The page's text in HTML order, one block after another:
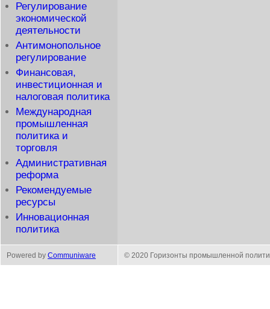
Регулирование
экономической
деятельности
Антимонопольное
регулирование
Финансовая,
инвестиционная и
налоговая политика
Международная
промышленная
политика и
торговля
Административная
реформа
Рекомендуемые
ресурсы
Инновационная
политика
Powered by Communiware © 2020 Горизонты промышленной